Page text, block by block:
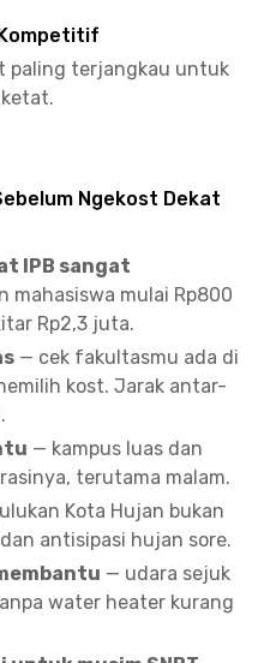
paling terjangkau untuk
Ngekost Dekat
IPB sangat
mahasiswa mulai Rp800
Rp2,3 juta.
— cek fakultasmu ada di
kost. Jarak antar-
— kampus luas dan
terutama malam.
Kota Hujan bukan
antisipasi hujan sore.
— udara sejuk
water heater kurang